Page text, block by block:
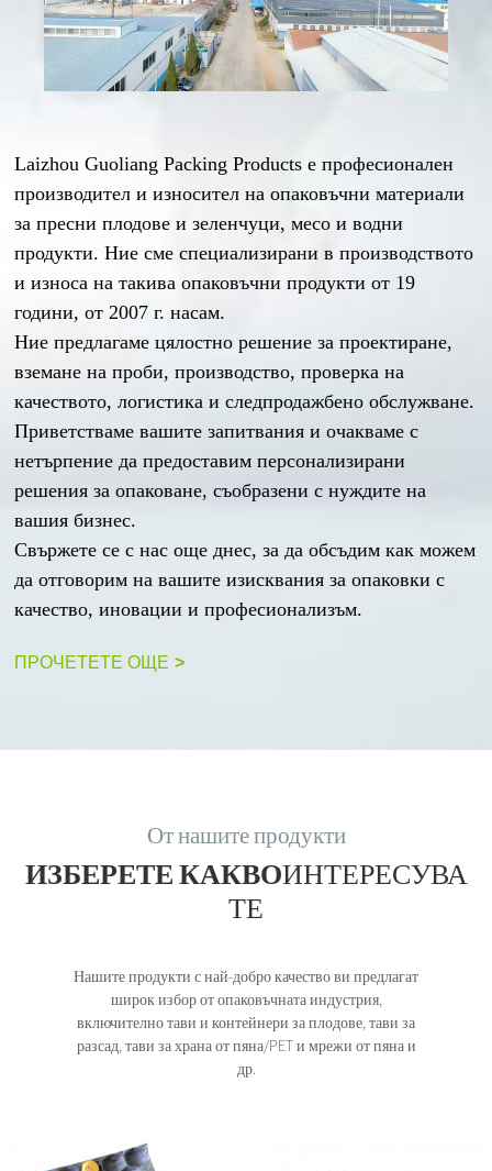
Laizhou Guoliang Packing Products е професионален
производител и износител на опаковъчни материали
за пресни плодове и зеленчуци, месо и водни
продукти. Ние сме специализирани в производството
и износа на такива опаковъчни продукти от 19
години, от 2007 г. насам.
Ние предлагаме цялостно решение за проектиране,
вземане на проби, производство, проверка на
качеството, логистика и следпродажбено обслужване.
Приветстваме вашите запитвания и очакваме с
нетърпение да предоставим персонализирани
решения за опаковане, съобразени с нуждите на
вашия бизнес.
Свържете се с нас още днес, за да обсъдим как можем
да отговорим на вашите изисквания за опаковки с
качество, иновации и професионализъм.
ПРОЧЕТЕТЕ ОЩЕ >
От нашите продукти
ИЗБЕРЕТЕ КАКВОИНТЕРЕСУВА
ТЕ
Нашите продукти с най-добро качество ви предлагат
широк избор от опаковъчната индустрия,
включително тави и контейнери за плодове, тави за
разсад, тави за храна от пяна/PET и мрежи от пяна и
др.